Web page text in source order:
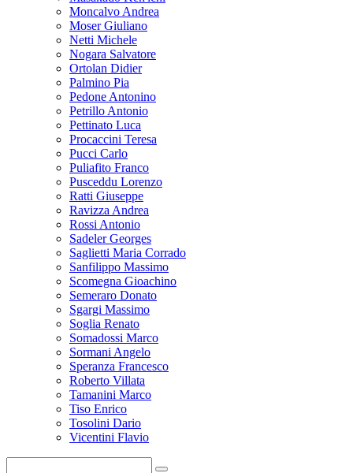
Moncalvo Andrea
Moser Giuliano
Netti Michele
Nogara Salvatore
Ortolan Didier
Palmino Pia
Pedone Antonino
Petrillo Antonio
Pettinato Luca
Procaccini Teresa
Pucci Carlo
Puliafito Franco
Pusceddu Lorenzo
Ratti Giuseppe
Ravizza Andrea
Rossi Antonio
Sadeler Georges
Saglietti Maria Corrado
Sanfilippo Massimo
Scomegna Gioachino
Semeraro Donato
Sgargi Massimo
Soglia Renato
Somadossi Marco
Sormani Angelo
Speranza Francesco
Roberto Villata
Tamanini Marco
Tiso Enrico
Tosolini Dario
Vicentini Flavio